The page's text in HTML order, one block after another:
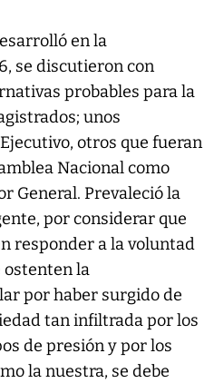
en la
se discutieron con
probables para la
unos
otros que fueran
Nacional como
General. Prevaleció la
por considerar que
responder a la voluntad
ostenten la
por haber surgido de
tan infiltrada por los
de presión y por los
la nuestra, se debe